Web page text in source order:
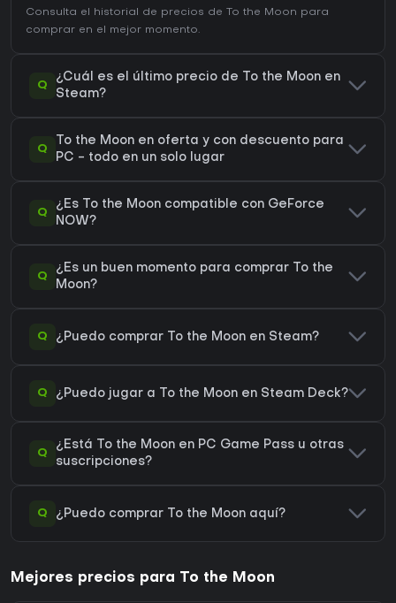
Consulta el
historial de precios de To the Moon para
comprar en el mejor momento.
Q
¿Cuál es el último precio de To the Moon en
Steam?
Q
To the Moon en oferta y con descuento para
PC - todo en un solo lugar
Q
¿Es To the Moon compatible con GeForce
NOW?
Q
¿Es un buen momento para comprar To the
Moon?
Q ¿Puedo comprar To the Moon en Steam?
Q ¿Puedo jugar a To the Moon en Steam Deck?
Q
¿Está To the Moon en PC Game Pass u otras
suscripciones?
Q ¿Puedo comprar To the Moon aquí?
Mejores precios para To the Moon